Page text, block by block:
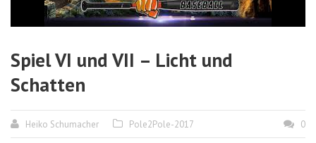
Spiel VI und VII – Licht und
Schatten
Heiko Schumacher Pole2Pole-2017 0